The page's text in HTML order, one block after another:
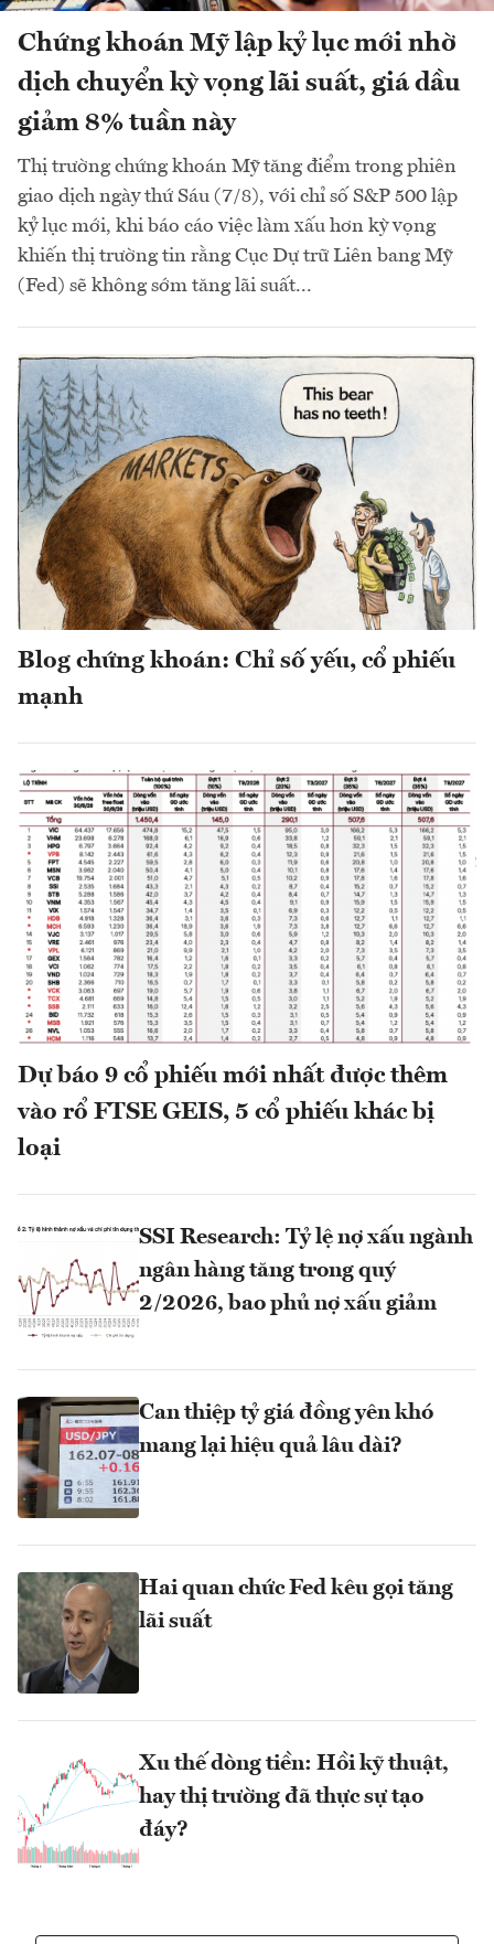
Chứng khoán Mỹ lập kỷ lục mới nhờ
dịch chuyển kỳ vọng lãi suất, giá dầu
giảm 8% tuần này
Thị trường chứng khoán Mỹ tăng điểm trong phiên
giao dịch ngày thứ Sáu (7/8), với chỉ số S&P 500 lập
kỷ lục mới, khi báo cáo việc làm xấu hơn kỳ vọng
khiến thị trường tin rằng Cục Dự trữ Liên bang Mỹ
(Fed) sẽ không sớm tăng lãi suất...
Blog chứng khoán: Chỉ số yếu, cổ phiếu
mạnh
Dự báo 9 cổ phiếu mới nhất được thêm
vào rổ FTSE GEIS, 5 cổ phiếu khác bị
loại
SSI Research: Tỷ lệ nợ xấu ngành
ngân hàng tăng trong quý
2/2026, bao phủ nợ xấu giảm
Can thiệp tỷ giá đồng yên khó
mang lại hiệu quả lâu dài?
Hai quan chức Fed kêu gọi tăng
lãi suất
Xu thế dòng tiền: Hồi kỹ thuật,
hay thị trường đã thực sự tạo
đáy?